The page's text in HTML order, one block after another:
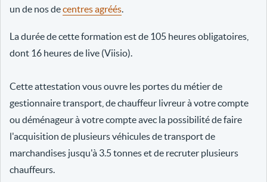
un de nos decentres agréés
La durée de cette formation est de 105 heures obligatoires,
dont 16 heures de live (Viisio).
Cette attestation vous ouvre les portes du métier de
gestionnaire transport, de chauffeur livreur à votre compte
ou déménageur à votre compte avec la possibilité de faire
l'acquisition de plusieurs véhicules de transport de
marchandises jusqu'à 3.5 tonnes et de recruter plusieurs
chauffeurs.